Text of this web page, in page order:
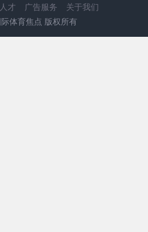
才 广告服务
关于我们
体育焦点 版权所有